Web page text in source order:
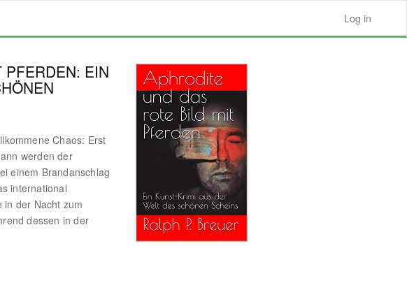
Log in
EIN
Chaos: Erst
werden der
einem Brandanschlag
international
in der Nacht zum
dessen in der